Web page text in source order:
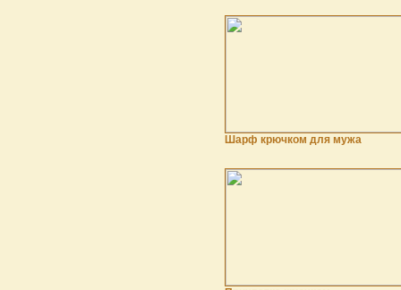
Шарф крючком для мужа